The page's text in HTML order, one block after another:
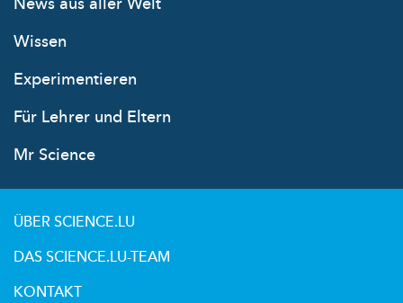
Wissen
Experimentieren
Für Lehrer und Eltern
Mr Science
ÜBER SCIENCE.LU
DAS SCIENCE.LU-TEAM
KONTAKT